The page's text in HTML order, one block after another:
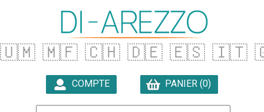
🇺🇲 🇲🇫 🇨🇭 🇩🇪 🇪🇸 🇮🇹
COMPTE PANIER (0)